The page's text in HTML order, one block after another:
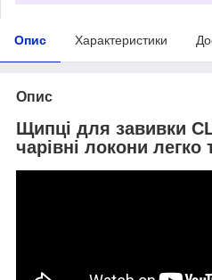
Опис Характеристики
Опис
Щипці для завивки
чарівні локони